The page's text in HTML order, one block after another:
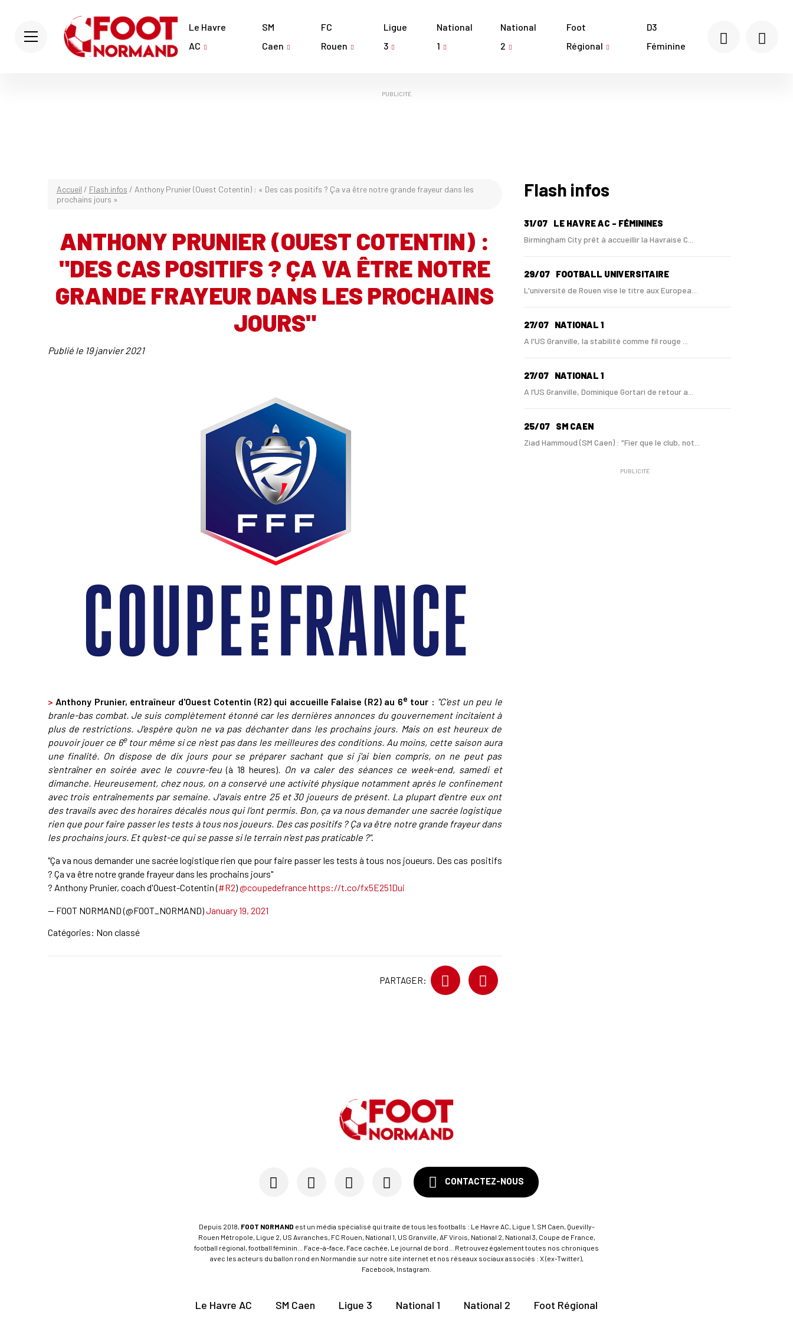
Le Havre
AC
SM
Caen
FC
Rouen
Ligue
3
National
1
National
2
Foot
Régional
D3
Féminine
PUBLICITÉ
Accueil / Flash infos / Anthony Prunier (Ouest Cotentin) : « Des cas positifs ? Ça va être notre grande frayeur dans les
prochains jours »
ANTHONY PRUNIER (OUEST COTENTIN) :
"DES CAS POSITIFS ? ÇA VA ÊTRE NOTRE
GRANDE FRAYEUR DANS LES PROCHAINS
JOURS"
Publié le 19 janvier 2021
> Anthony Prunier, entraîneur d'Ouest Cotentin (R2) qui accueille Falaise (R2) au 6e tour : "C'est un peu le
branle-bas combat. Je suis complètement étonné car les dernières annonces du gouvernement incitaient à
plus de restrictions. J'espère qu'on ne va pas déchanter dans les prochains jours. Mais on est heureux de
pouvoir jouer ce 6etour même si ce n'est pas dans les meilleures des conditions. Au moins, cette saison aura
une finalité. On dispose de dix jours pour se préparer sachant que si j'ai bien compris, on ne peut pas
s'entraîner en soirée avec le couvre-feu(à 18 heures). On va caler des séances ce week-end, samedi et
dimanche. Heureusement, chez nous, on a conservé une activité physique notamment après le confinement
avec trois entraînements par semaine. J'avais entre 25 et 30 joueurs de présent. La plupart d'entre eux ont
des travails avec des horaires décalés nous qui l'ont permis. Bon, ça va nous demander une sacrée logistique
rien que pour faire passer les tests à tous nos joueurs. Des cas positifs ? Ça va être notre grande frayeur dans
les prochains jours. Et qu'est-ce qui se passe si le terrain n'est pas praticable ?".
"Ça va nous demander une sacrée logistique rien que pour faire passer les tests à tous nos joueurs. Des cas positifs
? Ça va être notre grande frayeur dans les prochains jours"
? Anthony Prunier, coach d'Ouest-Cotentin (#R2)@coupedefrancehttps://t.co/fx5E251Dui
— FOOT NORMAND (@FOOT_NORMAND)January 19, 2021
Catégories: Non classé
PARTAGER:
Flash infos
31/07 LE HAVRE AC - FÉMININES
Birmingham City prêt à accueillir la Havraise C...
29/07 FOOTBALL UNIVERSITAIRE
L'université de Rouen vise le titre aux Europea...
27/07 NATIONAL 1
A l'US Granville, la stabilité comme fil rouge ...
27/07 NATIONAL 1
A l’US Granville, Dominique Gortari de retour a...
25/07 SM CAEN
Ziad Hammoud (SM Caen) : "Fier que le club, not...
SM CAEN - MERCATO
PUBLICITÉ
CONTACTEZ-NOUS
Depuis 2018, FOOT NORMAND est un média spécialisé qui traite de tous les footballs : Le Havre AC, Ligue 1, SM Caen, Quevilly-
Rouen Métropole, Ligue 2, US Avranches, FC Rouen, National 1, US Granville, AF Virois, National 2, National 3, Coupe de France,
football régional, football féminin... Face-à-face, Face cachée, Le journal de bord... Retrouvez également toutes nos chroniques
avec les acteurs du ballon rond en Normandie sur notre site internet et nos réseaux sociaux associés : X (ex-Twitter),
Facebook, Instagram.
Le Havre AC SM Caen Ligue 3 National 1 National 2 Foot Régional